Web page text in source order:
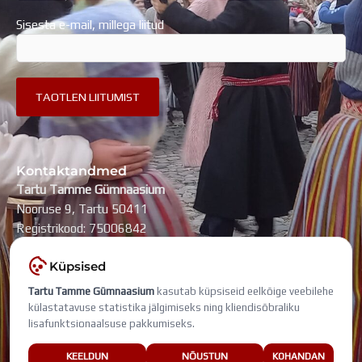
Sisesta e-mail, millega liitud
Kontaktandmed
Tartu Tamme Gümnaasium
Nooruse 9, Tartu 50411
Registrikood: 75006842
KONTAKTID
SearchSearch
Küpsised
Tartu Tamme Gümnaasium kasutab küpsiseid eelkõige veebilehe
külastatavuse statistika jälgimiseks ning kliendisõbraliku
lisafunktsionaalsuse pakkumiseks.
KEELDUN NÕUSTUN KOHANDAN